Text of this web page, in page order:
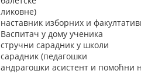
ликовне)
наставник изборних и
Васпитач у дому ученика
стручни сарадник у школи
сарадник (педагошки
андрагошки асистент и помоћни